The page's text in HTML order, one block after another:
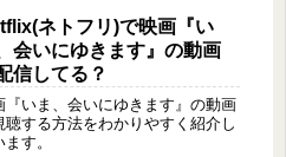
ネトフリ)で映画『い
会いにゆきます』の動画
信してる？
『いま、会いにゆきます』の動画
聴する方法をわかりやすく紹介し
す。